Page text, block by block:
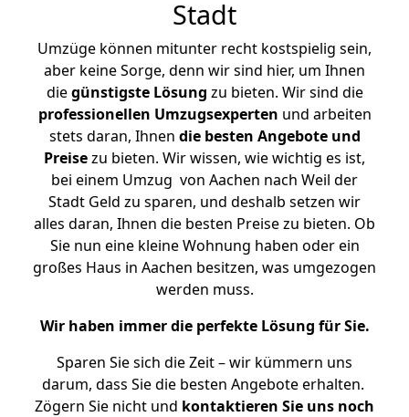
Stadt
Umzüge können mitunter recht kostspielig sein,
aber keine Sorge, denn wir sind hier, um Ihnen
diegünstigste Lösung zu bieten. Wir sind die
professionellen Umzugsexperten und arbeiten
stets daran, Ihnen die besten Angebote und
Preisezu bieten. Wir wissen, wie wichtig es ist,
bei einem Umzug von Aachen nach Weil der
Stadt Geld zu sparen, und deshalb setzen wir
alles daran, Ihnen die besten Preise zu bieten. Ob
Sie nun eine kleine Wohnung haben oder ein
großes Haus in Aachen besitzen, was umgezogen
werden muss.
Wir haben immer die perfekte Lösung für Sie.
Sparen Sie sich die Zeit – wir kümmern uns
darum, dass Sie die besten Angebote erhalten.
Zögern Sie nicht und kontaktieren Sie uns noch